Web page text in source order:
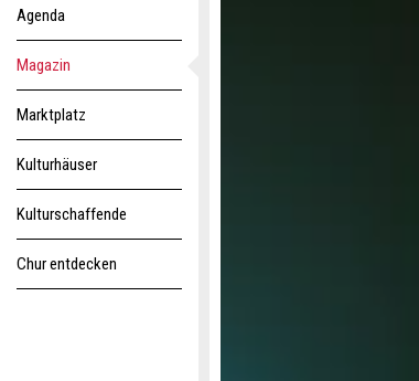
Agenda
Magazin
Marktplatz
Kulturhäuser
Kulturschaffende
Chur entdecken